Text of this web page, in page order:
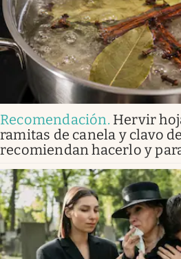
Recomendación. Hervir
ramitas de canela y clavo
recomiendan hacerlo y